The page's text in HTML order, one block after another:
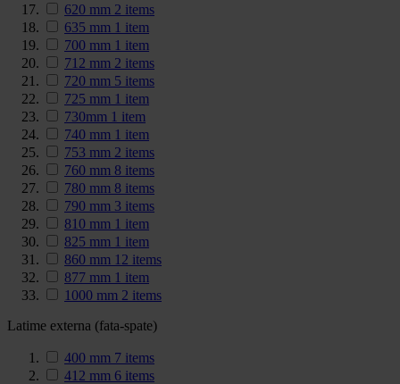
620 mm 2 items
635 mm 1 item
700 mm 1 item
712 mm 2 items
720 mm 5 items
725 mm 1 item
730mm 1 item
740 mm 1 item
753 mm 2 items
760 mm 8 items
780 mm 8 items
790 mm 3 items
810 mm 1 item
825 mm 1 item
860 mm 12 items
877 mm 1 item
1000 mm 2 items
Latime externa (fata-spate)
400 mm 7 items
412 mm 6 items